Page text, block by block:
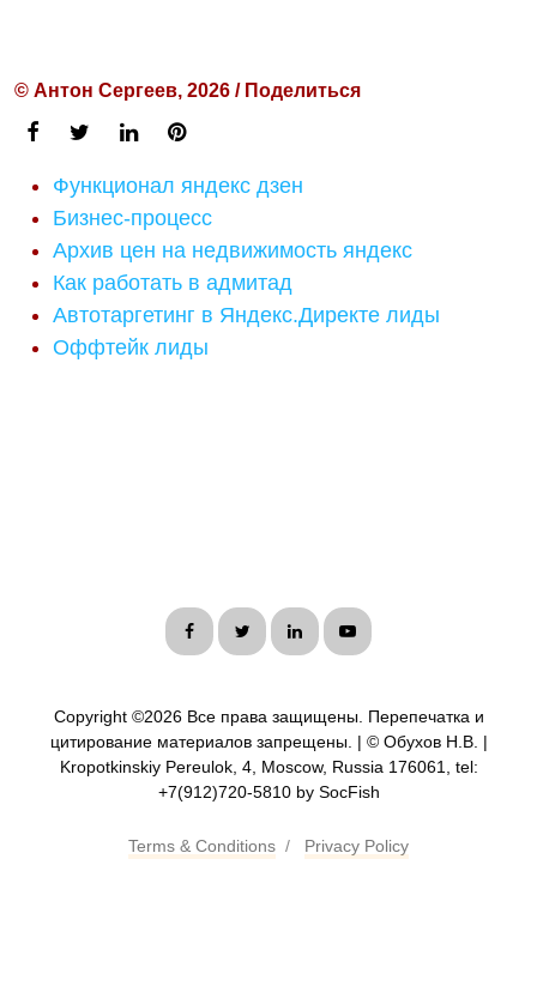
© Антон Сергеев, 2026 / Поделиться
Функционал яндекс дзен
Бизнес-процесс
Архив цен на недвижимость яндекс
Как работать в адмитад
Автотаргетинг в Яндекс.Директе лиды
Оффтейк лиды
Copyright ©2026 Все права защищены. Перепечатка и
цитирование материалов запрещены. | © Обухов Н.В. |
Kropotkinskiy Pereulok, 4, Moscow, Russia 176061, tel:
+7(912)720-5810 by SocFish
Terms & Conditions / Privacy Policy